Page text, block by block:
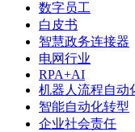
数字员工
白皮书
智慧政务连接器
电网行业
RPA+AI
机器人流程自动
智能自动化转型
企业社会责任